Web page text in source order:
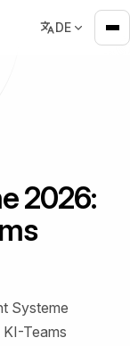
DE
2026:
Systeme
Teams